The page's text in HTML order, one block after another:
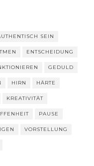
SEIN
ENTSCHEIDUNG
GEDULD
HIRN HÄRTE
KREATIVITÄT
PAUSE
VORSTELLUNG